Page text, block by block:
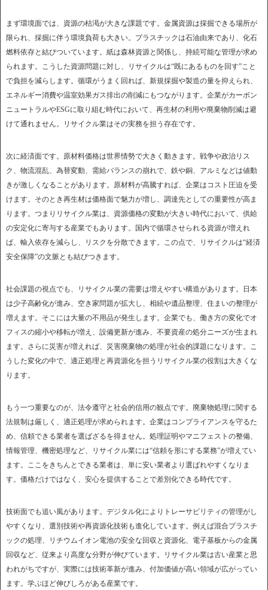
まず環境面では、資源の枯渇が大きな課題です。金属資源は採掘できる場所が
限られ、採掘に伴う環境負荷も大きい。プラスチックは石油由来であり、化石
燃料依存と結びついています。紙は森林資源と関係し、持続可能な管理が求め
られます。こうした資源問題に対し、リサイクルは“既にあるものを回す”こと
で負担を減らします。循環がうまく回れば、新規採掘や製造の量を抑えられ、
エネルギー消費や温室効果ガス排出の削減にもつながります。企業がカーボン
ニュートラルやESGに取り組む時代において、再生材の利用や廃棄物削減は避
けて通れません。リサイクル業はその実務を担う存在です。
次に経済面です。原材料価格は世界情勢で大きく動きます。戦争や政治リス
ク、物流混乱、為替変動、需給バランスの崩れで、鉄や銅、アルミなどは値動
きが激しくなることがあります。原材料が高騰すれば、企業はコスト圧迫を受
けます。そのとき再生材は価格面で魅力が増し、調達先としての重要性が高ま
ります。つまりリサイクル業は、資源価格の変動が大きい時代において、供給
の安定化に寄与する産業でもあります。国内で循環させられる資源が増えれ
ば、輸入依存を減らし、リスクを分散できます。この点で、リサイクルは“経済
安全保障”の文脈とも結びつきます。
社会課題の視点でも、リサイクル業の需要は増えやすい構造があります。日本
は少子高齢化が進み、空き家問題が拡大し、相続や遺品整理、住まいの整理が
増えます。そこには大量の不用品が発生します。企業でも、働き方の変化でオ
フィスの縮小や移転が増え、設備更新が進み、不要資産の処分ニーズが生まれ
ます。さらに災害が増えれば、災害廃棄物の処理が社会的課題になります。こ
うした変化の中で、適正処理と再資源化を担うリサイクル業の役割は大きくな
ります。
もう一つ重要なのが、法令遵守と社会的信用の観点です。廃棄物処理に関する
法規制は厳しく、適正処理が求められます。企業はコンプライアンスを守るた
め、信頼できる業者を選ばざるを得ません。処理証明やマニフェストの整備、
情報管理、機密処理など、リサイクル業には“信頼を形にする業務”が増えてい
ます。ここをきちんとできる業者は、単に安い業者より選ばれやすくなりま
す。価格だけではなく、安心を提供することで差別化できる時代です。
技術面でも追い風があります。デジタル化によりトレーサビリティの管理がし
やすくなり、選別技術や再資源化技術も進化しています。例えば混合プラスチ
ックの処理、リチウムイオン電池の安全な回収と資源化、電子基板からの金属
回収など、従来より高度な分野が伸びています。リサイクル業は古い産業と思
われがちですが、実際には技術革新が進み、付加価値が高い領域が広がってい
ます。学ぶほど伸びしろがある産業です。